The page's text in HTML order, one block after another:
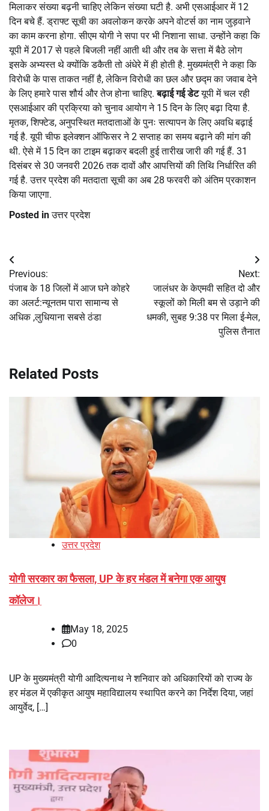
मिलाकर संख्या बढ़नी चाहिए लेकिन संख्या घटी है. अभी एसआईआर में 12
दिन बचे हैं. ड्राफ्ट सूची का अवलोकन करके अपने वोटर्स का नाम जुड़वाने
का काम करना होगा. सीएम योगी ने सपा पर भी निशाना साधा. उन्होंने कहा कि
यूपी में 2017 से पहले बिजली नहीं आती थी और तब के सत्ता में बैठे लोग
इसके अभ्यस्त थे क्योंकि डकैती तो अंधेरे में ही होती है. मुख्यमंत्री ने कहा कि
विरोधी के पास ताकत नहीं है, लेकिन विरोधी का छल और छद्म का जवाब देने
के लिए हमारे पास शौर्य और तेज होना चाहिए.बढ़ाई गई डेटयूपी में चल रही
एसआईआर की प्रक्रिया को चुनाव आयोग ने 15 दिन के लिए बढ़ा दिया है.
मृतक, शिफ्टेड, अनुपस्थित मतदाताओं के पुनः सत्यापन के लिए अवधि बढ़ाई
गई है. यूपी चीफ इलेक्शन ऑफिसर ने 2 सप्ताह का समय बढ़ाने की मांग की
थी. ऐसे में 15 दिन का टाइम बढ़ाकर बदली हुई तारीख जारी की गई हैं. 31
दिसंबर से 30 जनवरी 2026 तक दावों और आपत्तियों की तिथि निर्धारित की
गई है. उत्तर प्रदेश की मतदाता सूची का अब 28 फरवरी को अंतिम प्रकाशन
किया जाएगा.
Posted inउत्तर प्रदेश
Post
navigation
Previous:
पंजाब के 18 जिलों में आज घने कोहरे
का अलर्ट:न्यूनतम पारा सामान्य से
अधिक ,लुधियाना सबसे ठंडा
Next:
जालंधर के केएमवी सहित दो और
स्कूलों को मिली बम से उड़ाने की
धमकी, सुबह 9:38 पर मिला ई-मेल,
पुलिस तैनात
Related Posts
उत्तर प्रदेश
योगी सरकार का फैसला, UP के हर मंडल में बनेगा एक आयुष
कॉलेज।
May 18, 2025
0
UP के मुख्यमंत्री योगी आदित्यनाथ ने शनिवार को अधिकारियों को राज्य के
हर मंडल में एकीकृत आयुष महाविद्यालय स्थापित करने का निर्देश दिया, जहां
आयुर्वेद, […]